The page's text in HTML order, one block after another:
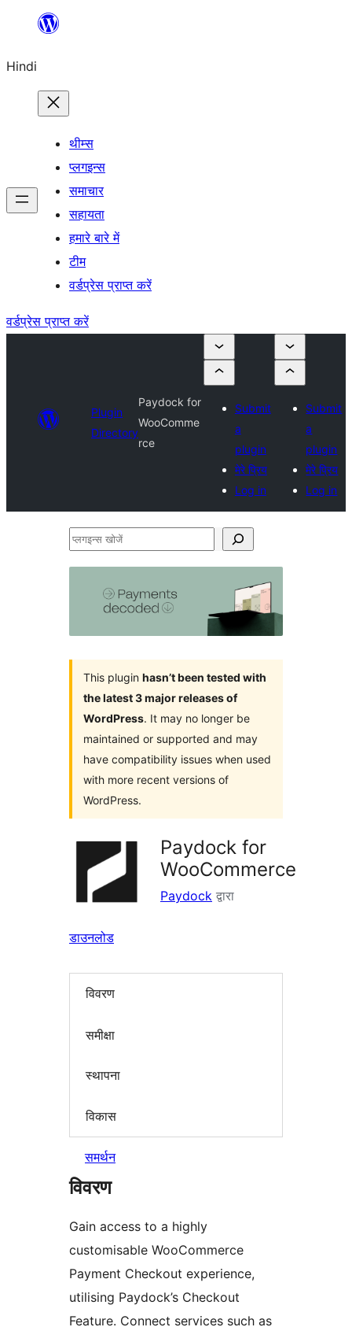
सामग्री
जाएं
Hindi
थीम्स
प्लगइन्स
समाचार
सहायता
हमारे बारे में
टीम
वर्डप्रेस प्राप्त करें
वर्डप्रेस प्राप्त करें
Plugin
Directory
Paydock for
WooComme
rce
Submit
a
plugin
मेरे प्रिय
Log in
Submit
a
plugin
मेरे प्रिय
Log in
प्लगइन्स
This plugin hasn’t been tested with
the latest 3 major releases of
WordPress. It may no longer be
maintained or supported and may
have compatibility issues when used
with more recent versions of
WordPress.
Paydock for
WooCommerce
Paydock द्वारा
डाउनलोड
विवरण
समीक्षा
स्थापना
विकास
समर्थन
विवरण
Gain access to a highly
customisable WooCommerce
Payment Checkout experience,
utilising Paydock’s Checkout
Feature. Connect services such as